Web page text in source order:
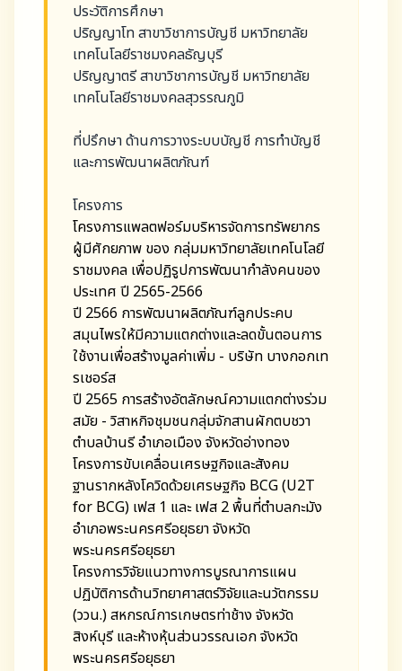
ประวัติการศึกษา
ปริญญาโท สาขาวิชาการบัญชี มหาวิทยาลัย
เทคโนโลยีราชมงคลธัญบุรี
ปริญญาตรี สาขาวิชาการบัญชี มหาวิทยาลัย
เทคโนโลยีราชมงคลสุวรรณภูมิ
ที่ปรึกษา ด้านการวางระบบบัญชี การทำบัญชี
และการพัฒนาผลิตภัณฑ์
โครงการ
โครงการแพลตฟอร์มบริหารจัดการทรัพยากร
ผู้มีศักยภาพ ของ กลุ่มมหาวิทยาลัยเทคโนโลยี
ราชมงคล เพื่อปฏิรูปการพัฒนากำลังคนของ
ประเทศ ปี 2565-2566
ปี 2566 การพัฒนาผลิตภัณฑ์ลูกประคบ
สมุนไพรให้มีความแตกต่างและลดขั้นตอนการ
ใช้งานเพื่อสร้างมูลค่าเพิ่ม - บริษัท บางกอกเท
รเชอร์ส
ปี 2565 การสร้างอัตลักษณ์ความแตกต่างร่วม
สมัย - วิสาหกิจชุมชนกลุ่มจักสานผักตบชวา
ตำบลบ้านรี อำเภอเมือง จังหวัดอ่างทอง
โครงการขับเคลื่อนเศรษฐกิจและสังคม
ฐานรากหลังโควิดด้วยเศรษฐกิจ BCG (U2T
for BCG) เฟส 1 และ เฟส 2 พื้นที่ตำบลกะมัง
อำเภอพระนครศรีอยุธยา จังหวัด
พระนครศรีอยุธยา
โครงการวิจัยแนวทางการบูรณาการแผน
ปฏิบัติการด้านวิทยาศาสตร์วิจัยและนวัตกรรม
(ววน.) สหกรณ์การเกษตรท่าช้าง จังหวัด
สิงห์บุรี และห้างหุ้นส่วนวรรณเอก จังหวัด
พระนครศรีอยุธยา